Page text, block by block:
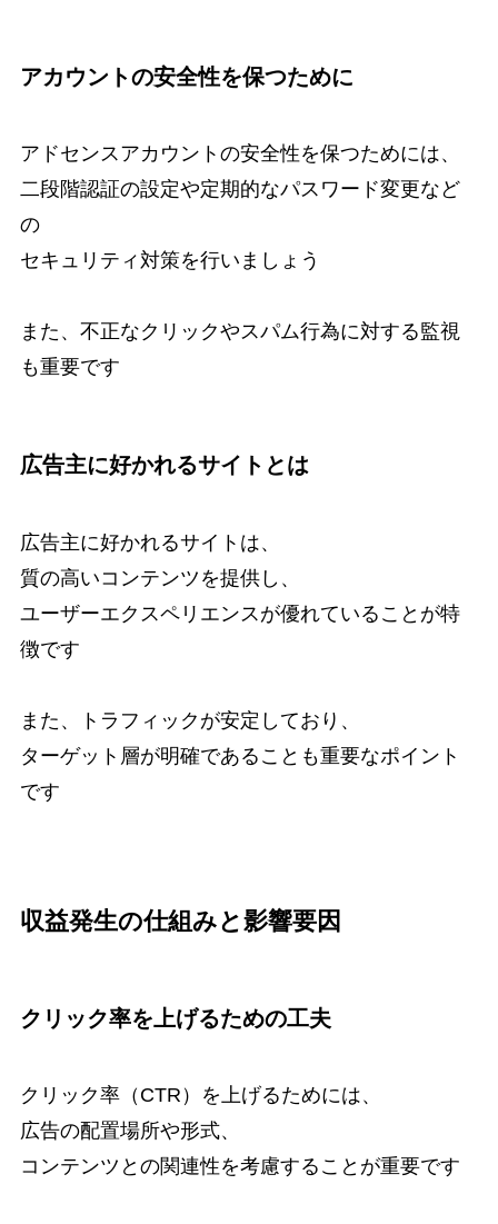
アカウントの安全性を保つために
アドセンスアカウントの安全性を保つためには、
二段階認証の設定や定期的なパスワード変更など
の
セキュリティ対策を行いましょう
また、不正なクリックやスパム行為に対する監視
も重要です
広告主に好かれるサイトとは
広告主に好かれるサイトは、
質の高いコンテンツを提供し、
ユーザーエクスペリエンスが優れていることが特
徴です
また、トラフィックが安定しており、
ターゲット層が明確であることも重要なポイント
です
収益発生の仕組みと影響要因
クリック率を上げるための工夫
クリック率（CTR）を上げるためには、
広告の配置場所や形式、
コンテンツとの関連性を考慮することが重要です